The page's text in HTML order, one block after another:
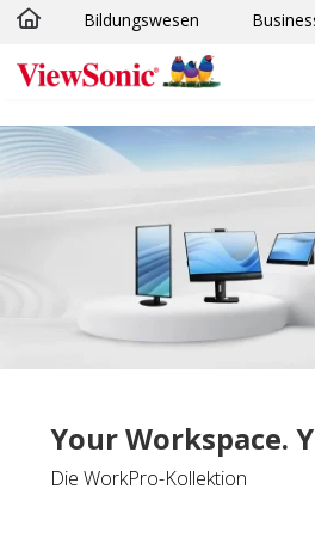
Skip to main content
Bildungswesen
Your Workspace.
Die WorkPro-Kollektion